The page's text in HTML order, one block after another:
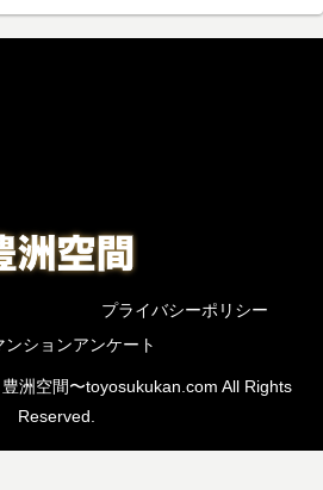
プライバシーポリシー
ンションアンケート
洲空間〜toyosukukan.com All Rights
Reserved.